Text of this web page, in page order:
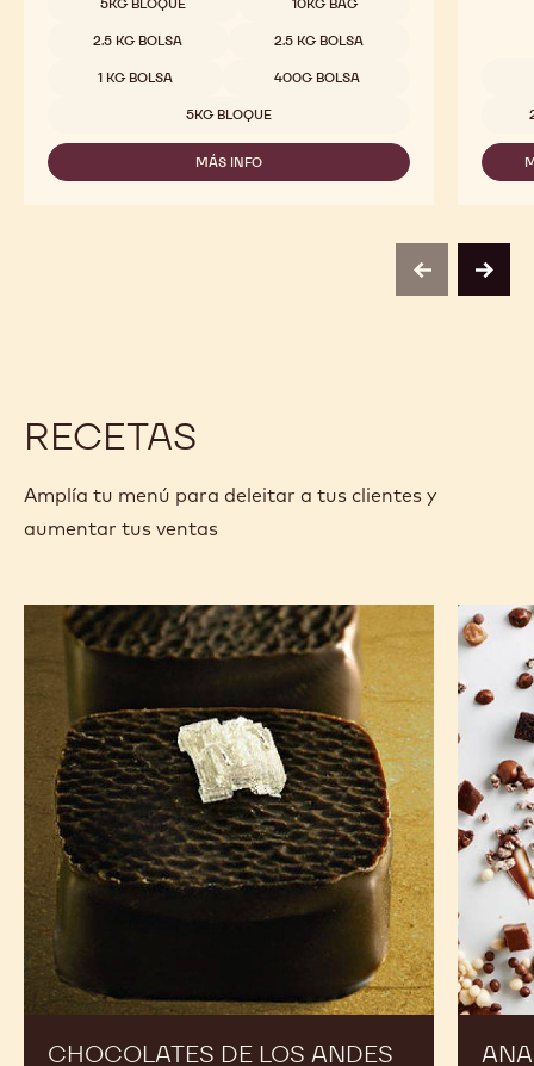
5KG BLOQUE 10KG BAG
2.5 KG BOLSA 2.5 KG BOLSA
1 KG BOLSA 400G BOLSA
5KG BLOQUE
MÁS INFO
-
previousnext
RECETAS
Amplía tu menú para deleitar a tus clientes y
aumentar tus ventas
CHOCOLATES DE LOS ANDES
Chocolates
Andes
de